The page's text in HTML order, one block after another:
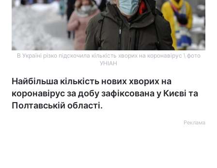
В Україні різко підскочила кількість хворих на коронавірус \ фото
УНІАН
Найбільша кількість нових хворих на
коронавірус за добу зафіксована у Києві та
Полтавській області.
Реклама